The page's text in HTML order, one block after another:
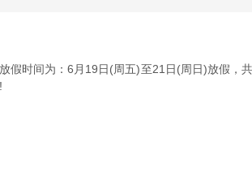
时间为：6月19日(周五)至21日(周日)放假，